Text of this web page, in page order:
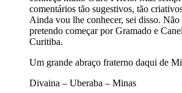
comentários tão sugestivos, tão
Ainda vou lhe conhecer, sei disso.
pretendo começar por Gramado e
Curitiba.
Um grande abraço fraterno daqui de
Divaina – Uberaba – Minas